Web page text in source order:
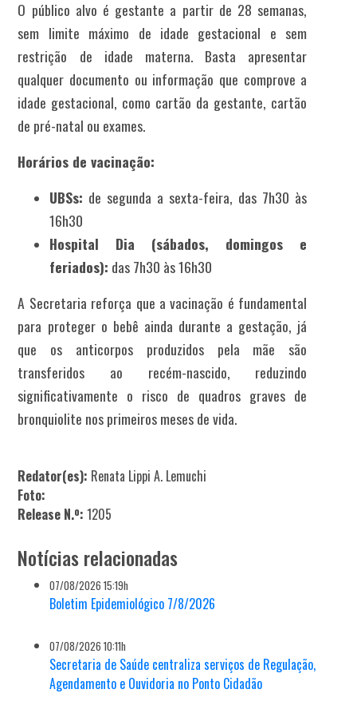
O público alvo é gestante a partir de 28 semanas,
sem limite máximo de idade gestacional e sem
restrição de idade materna. Basta apresentar
qualquer documento ou informação que comprove a
idade gestacional, como cartão da gestante, cartão
de pré-natal ou exames.
Horários de vacinação:
UBSs: de segunda a sexta-feira, das 7h30 às
16h30
Hospital Dia (sábados, domingos e
feriados): das 7h30 às 16h30
A Secretaria reforça que a vacinação é fundamental
para proteger o bebê ainda durante a gestação, já
que os anticorpos produzidos pela mãe são
transferidos ao recém-nascido, reduzindo
significativamente o risco de quadros graves de
bronquiolite nos primeiros meses de vida.
Redator(es): Renata Lippi A. Lemuchi
Foto:
Release N.º: 1205
Notícias relacionadas
07/08/2026 15:19h
Boletim Epidemiológico 7/8/2026
07/08/2026 10:11h
Secretaria de Saúde centraliza serviços de Regulação,
Agendamento e Ouvidoria no Ponto Cidadão